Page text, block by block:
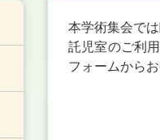
本学術集会で
託児室のご利
フォームから